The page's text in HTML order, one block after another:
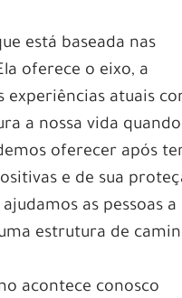
está baseada nas
oferece o eixo, a
experiências atuais
a nossa vida quando
oferecer após
e de sua
as pessoas a
estrutura de
acontece conosco